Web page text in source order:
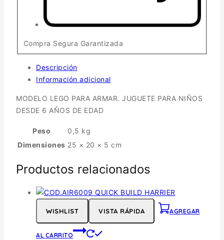
Compra Segura Garantizada
Descripción
Información adicional
MODELO LEGO PARA ARMAR. JUGUETE PARA NIÑOS
DESDE 6 AÑOS DE EDAD
Peso
0,5 kg
Dimensiones 25 × 20 × 5 cm
Productos relacionados
WISHLIST VISTA RÁPIDA AGREGAR
AL CARRITO